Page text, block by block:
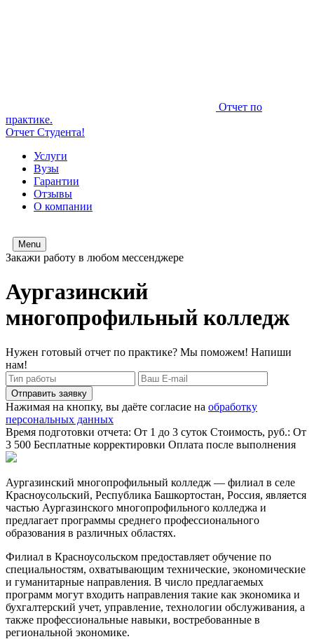
Отчет по
практике.
Отчет Студента!
Услуги
Вузы
Гарантии
Отзывы
О компании
Menu
Закажи работу в любом мессенджере
Аургазинский
многопрофильный колледж
Нужен готовый отчет по практике? Мы поможем! Напиши
нам!
Отправить заявку
Нажимая на кнопку, вы даёте согласие на обработку
персональных данных
Время подготовки отчета: От 1 до 3 суток Стоимость, руб.: От
3 500 Бесплатные корректировки Оплата после выполнения
Аургазинский многопрофильный колледж — филиал в селе
Красноусольский, Республика Башкортостан, Россия, является
частью Аургазинского многопрофильного колледжа и
предлагает программы среднего профессионального
образования в различных областях.
Филиал в Красноусольском предоставляет обучение по
специальностям, охватывающим технические, экономические
и гуманитарные направления. В число предлагаемых
программ могут входить направления такие как экономика и
бухгалтерский учет, управление, технологии обслуживания, а
также профессиональные навыки, востребованные в
региональной экономике.